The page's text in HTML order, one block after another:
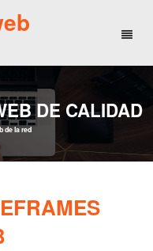
DE CALIDAD
de la red